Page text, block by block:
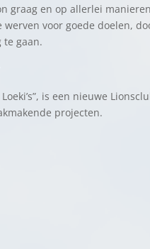
graag en op allerlei
voor goede doelen,
te gaan.
is een nieuwe
projecten.